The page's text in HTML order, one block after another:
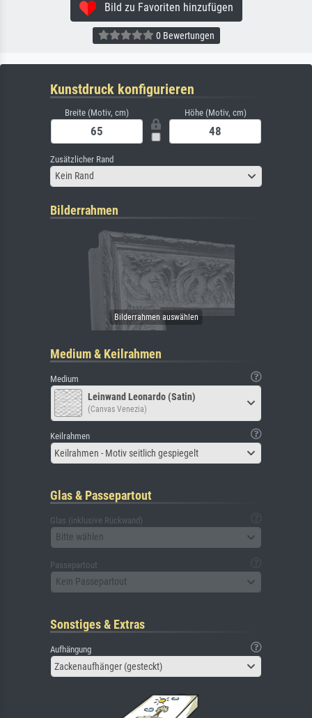
Bild zu Favoriten hinzufügen
0 Bewertungen
Kunstdruck konfigurieren
Breite (Motiv, cm) Höhe (Motiv, cm)
Zusätzlicher Rand
Kein Rand
Bilderrahmen
Medium & Keilrahmen
Medium
Leinwand Leonardo (Satin)
(Canvas Venezia)
Keilrahmen
Keilrahmen - Motiv seitlich gespiegelt
Glas & Passepartout
Glas (inklusive Rückwand)
Bitte wählen
Passepartout
Kein Passepartout
Sonstiges & Extras
Aufhängung
Zackenaufhänger (gesteckt)